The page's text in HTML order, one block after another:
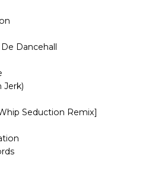
Dancehall
Jerk)
Seduction Remix]